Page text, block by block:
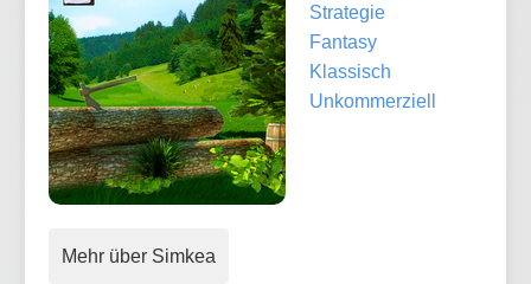
Strategie
Fantasy
Klassisch
Unkommerziell
Mehr über Simkea